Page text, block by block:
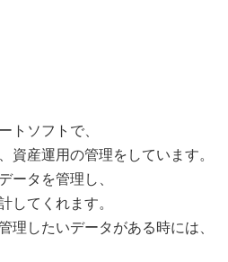
トソフトで、
資産運用の管理をしています。
ータを管理し、
してくれます。
理したいデータがある時には、